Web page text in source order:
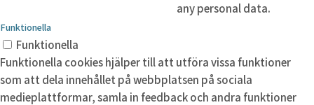
any personal data.
Funktionella
Funktionella
Funktionella cookies hjälper till att utföra vissa funktioner
som att dela innehållet på webbplatsen på sociala
medieplattformar, samla in feedback och andra funktioner